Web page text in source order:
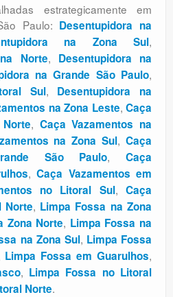
estrategicamente em
Paulo: Desentupidora na
na Zona Sul,
Norte, Desentupidora na
na Grande São Paulo,
Sul, Desentupidora na
na Zona Leste,Caça
, Caça Vazamentos na
na Zona Sul,Caça
São Paulo,Caça
,Caça Vazamentos em
no Litoral Sul,Caça
Norte, Limpa Fossa na Zona
Zona Norte, Limpa Fossa na
na Zona Sul, Limpa Fossa
Limpa Fossa em Guarulhos,
, Limpa Fossa no Litoral
Norte.